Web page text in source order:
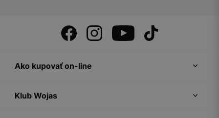
Ako kupovať on-line
Klub Wojas